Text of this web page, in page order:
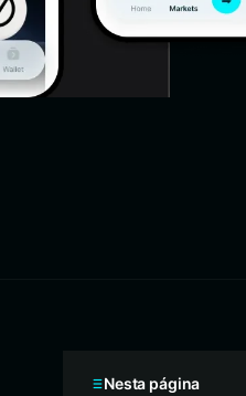
Nesta página